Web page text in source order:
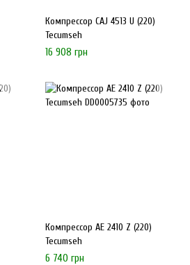
Компрессор CAJ 4513 U (220)
Tecumseh
16 908 грн
Компрессор AE 2410 Z (220)
Tecumseh
6 740 грн